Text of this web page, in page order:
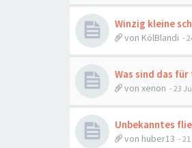
Winzig kleine
von KölBlandi -
Was sind das
von xenon - 23
Unbekanntes
von huber13 -